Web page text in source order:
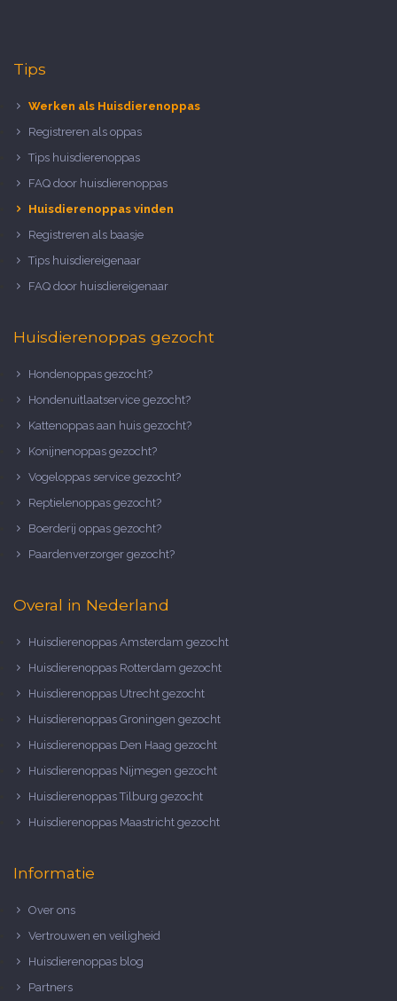
Tips
Werken als Huisdierenoppas
Registreren als oppas
Tips huisdierenoppas
FAQ door huisdierenoppas
Huisdierenoppas vinden
Registreren als baasje
Tips huisdiereigenaar
FAQ door huisdiereigenaar
Huisdierenoppas gezocht
Hondenoppas gezocht?
Hondenuitlaatservice gezocht?
Kattenoppas aan huis gezocht?
Konijnenoppas gezocht?
Vogeloppas service gezocht?
Reptielenoppas gezocht?
Boerderij oppas gezocht?
Paardenverzorger gezocht?
Overal in Nederland
Huisdierenoppas Amsterdam gezocht
Huisdierenoppas Rotterdam gezocht
Huisdierenoppas Utrecht gezocht
Huisdierenoppas Groningen gezocht
Huisdierenoppas Den Haag gezocht
Huisdierenoppas Nijmegen gezocht
Huisdierenoppas Tilburg gezocht
Huisdierenoppas Maastricht gezocht
Informatie
Over ons
Vertrouwen en veiligheid
Huisdierenoppas blog
Partners